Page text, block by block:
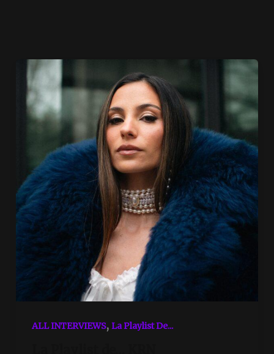
ALL INTERVIEWS, La Playlist De...